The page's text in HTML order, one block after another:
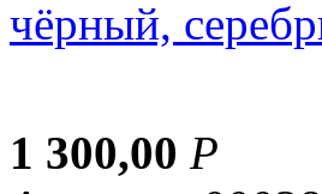
1 300,00 Р